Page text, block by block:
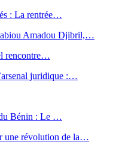
: La rentrée…
Amadou Djibril,…
rencontre…
juridique :…
du Bénin : Le …
une révolution de la…